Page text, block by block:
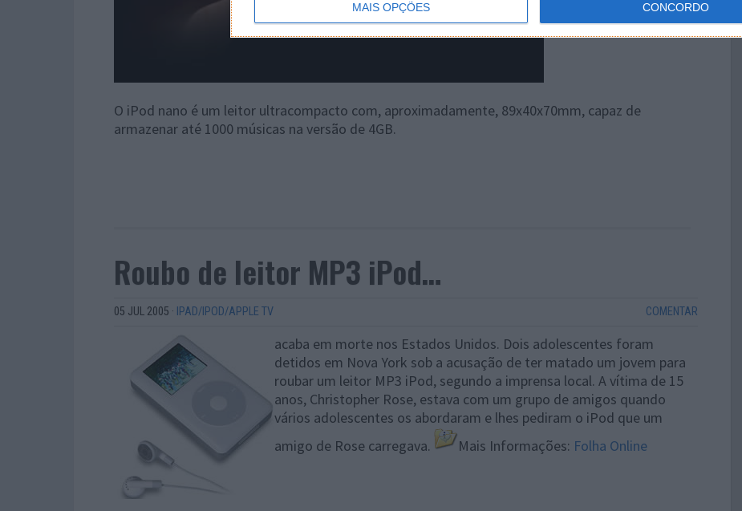
MAIS OPÇÕES CONCORDO
O iPod nano é um leitor ultracompacto com, aproximadamente, 89x40x70mm, capaz de
armazenar até 1000 músicas na versão de 4GB.
Roubo de leitor MP3 iPod…
05 JUL 2005 · IPAD/IPOD/APPLE TV COMENTAR
acaba em morte nos Estados Unidos. Dois adolescentes foram
detidos em Nova York sob a acusação de ter matado um jovem para
roubar um leitor MP3 iPod, segundo a imprensa local. A vítima de 15
anos, Christopher Rose, estava com um grupo de amigos quando
vários adolescentes os abordaram e lhes pediram o iPod que um
amigo de Rose carregava.
Mais Informações: Folha Online